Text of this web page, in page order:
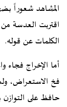
المشاهد شعوراً
اقتربت العدسة
الكلمات عن قوله.
أما الإخراج فجاء
فخ الاستعراض،
حافظ على التوازن